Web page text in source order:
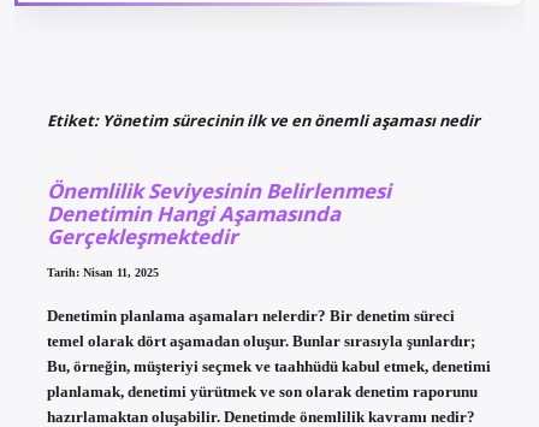
Etiket: Yönetim sürecinin ilk ve en önemli aşaması nedir
Önemlilik Seviyesinin Belirlenmesi
Denetimin Hangi Aşamasında
Gerçekleşmektedir
Tarih: Nisan 11, 2025
Denetimin planlama aşamaları nelerdir? Bir denetim süreci
temel olarak dört aşamadan oluşur. Bunlar sırasıyla şunlardır;
Bu, örneğin, müşteriyi seçmek ve taahhüdü kabul etmek, denetimi
planlamak, denetimi yürütmek ve son olarak denetim raporunu
hazırlamaktan oluşabilir. Denetimde önemlilik kavramı nedir?